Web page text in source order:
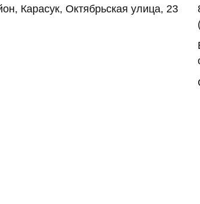
Карасук, Октябрьская улица, 23